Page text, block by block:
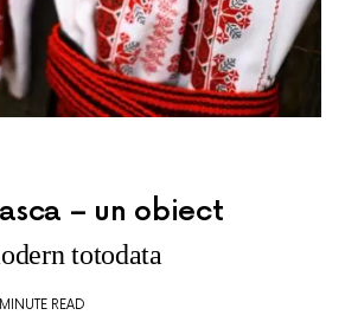
– un obiect
totodata
READ